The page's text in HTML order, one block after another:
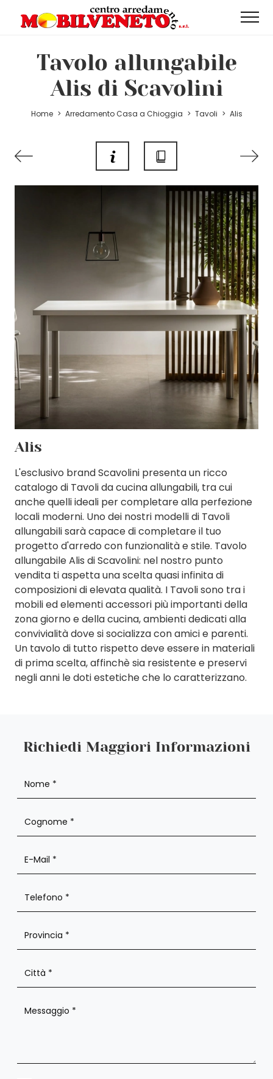
Tavolo allungabile
Alis di Scavolini
Home > Arredamento Casa a Chioggia > Tavoli > Alis
Alis
L'esclusivo brand Scavolini presenta un ricco
catalogo di Tavoli da cucina allungabili, tra cui
anche quelli ideali per completare alla perfezione
locali moderni. Uno dei nostri modelli di Tavoli
allungabili sarà capace di completare il tuo
progetto d'arredo con funzionalità e stile. Tavolo
allungabile Alis di Scavolini: nel nostro punto
vendita ti aspetta una scelta quasi infinita di
composizioni di elevata qualità. I Tavoli sono tra i
mobili ed elementi accessori più importanti della
zona giorno e della cucina, ambienti dedicati alla
convivialità dove si socializza con amici e parenti.
Un tavolo di tutto rispetto deve essere in materiali
di prima scelta, affinchè sia resistente e preservi
negli anni le doti estetiche che lo caratterizzano.
Richiedi Maggiori Informazioni